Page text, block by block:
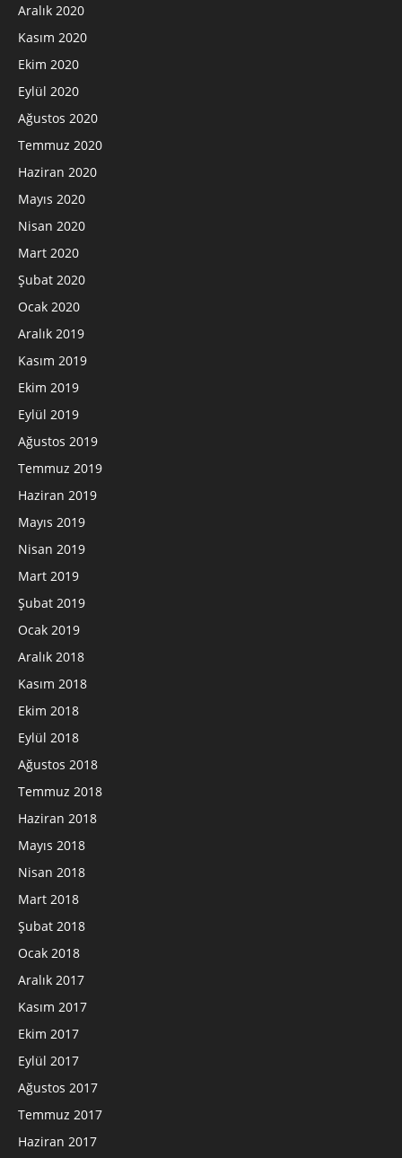
Aralık 2020
Kasım 2020
Ekim 2020
Eylül 2020
Ağustos 2020
Temmuz 2020
Haziran 2020
Mayıs 2020
Nisan 2020
Mart 2020
Şubat 2020
Ocak 2020
Aralık 2019
Kasım 2019
Ekim 2019
Eylül 2019
Ağustos 2019
Temmuz 2019
Haziran 2019
Mayıs 2019
Nisan 2019
Mart 2019
Şubat 2019
Ocak 2019
Aralık 2018
Kasım 2018
Ekim 2018
Eylül 2018
Ağustos 2018
Temmuz 2018
Haziran 2018
Mayıs 2018
Nisan 2018
Mart 2018
Şubat 2018
Ocak 2018
Aralık 2017
Kasım 2017
Ekim 2017
Eylül 2017
Ağustos 2017
Temmuz 2017
Haziran 2017